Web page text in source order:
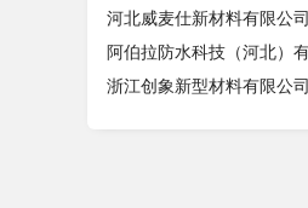
河北威麦仕新材料有限公司
浙江创象新型材料有限公司